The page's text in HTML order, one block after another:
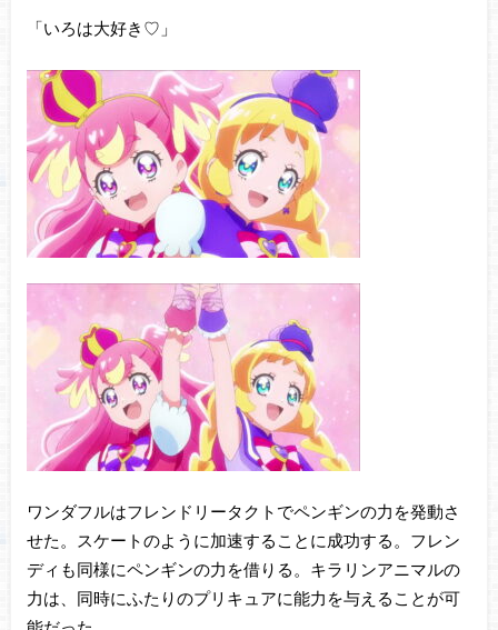
「いろは大好き♡」
ワンダフルはフレンドリータクトでペンギンの力を発動さ
せた。スケートのように加速することに成功する。フレン
ディも同様にペンギンの力を借りる。キラリンアニマルの
力は、同時にふたりのプリキュアに能力を与えることが可